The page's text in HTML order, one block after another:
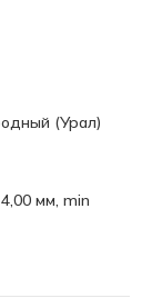
(Урал)
мм, min